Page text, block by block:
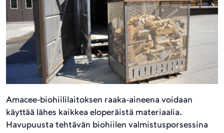
Amacee-biohiililaitoksen raaka-aineena voidaan
käyttää lähes kaikkea eloperäistä materiaalia.
Havupuusta tehtävän biohiilen valmistusporsessina